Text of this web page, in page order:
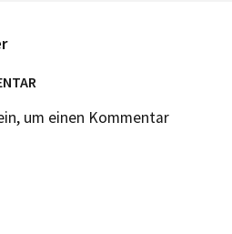
um einen Kommentar